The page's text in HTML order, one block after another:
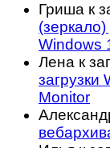
Гриша к
Windows
Лена к
Monitor